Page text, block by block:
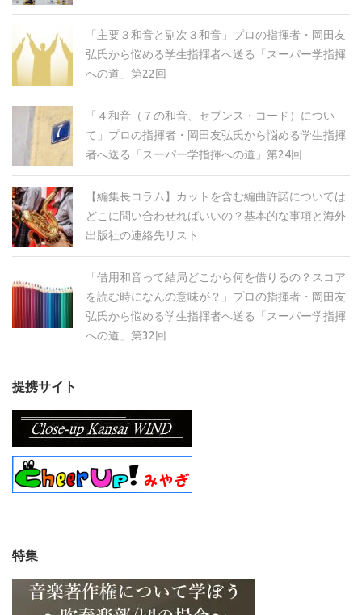
「主要３和音と副次３和音」プロの指揮者・岡田友
弘氏から悩める学生指揮者へ送る「スーパー学指揮
への道」第22回
「４和音（７の和音、セブンス・コード）につい
て」プロの指揮者・岡田友弘氏から悩める学生指揮
者へ送る「スーパー学指揮への道」第24回
【編集長コラム】カットを含む編曲許諾については
どこに問い合わせればいいの？基本的な事項と海外
出版社の連絡先リスト
「借用和音って結局どこから何を借りるの？スコア
を読む時になんの意味が？」プロの指揮者・岡田友
弘氏から悩める学生指揮者へ送る「スーパー学指揮
への道」第32回
提携サイト
特集